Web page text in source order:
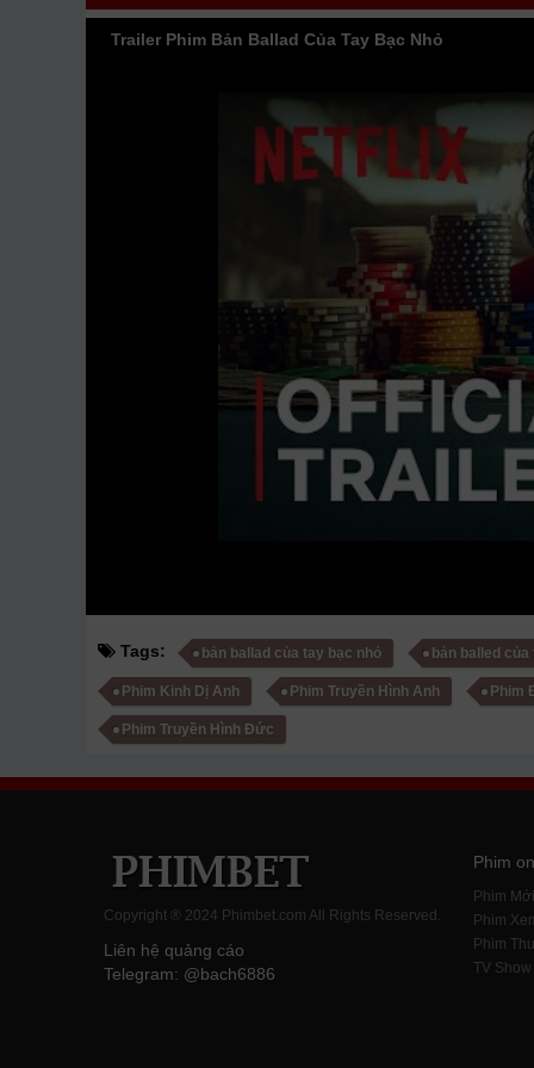
Nhỏ vtv HTV SCTV GOTV FullHD mới nhất. Mời các
Minh
Trailer Phim Bản Ballad Của Tay Bạc Nhỏ
Tags: bản ballad của tay bạc nhỏ bản balled
Phim Kinh Dị Anh Phim Truyền Hình Anh Phim
Phim Truyền Hình Đức
Copyright ® 2024 Phimbet.com All Rights Reserved.
Liên hệ quảng cáo
Telegram: @bach6886
Phim
Phim Mới
Phim
Phim
TV Show